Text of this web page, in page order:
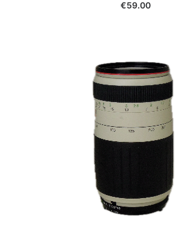
VIVITAR AF 70-300 F4,5-5,6